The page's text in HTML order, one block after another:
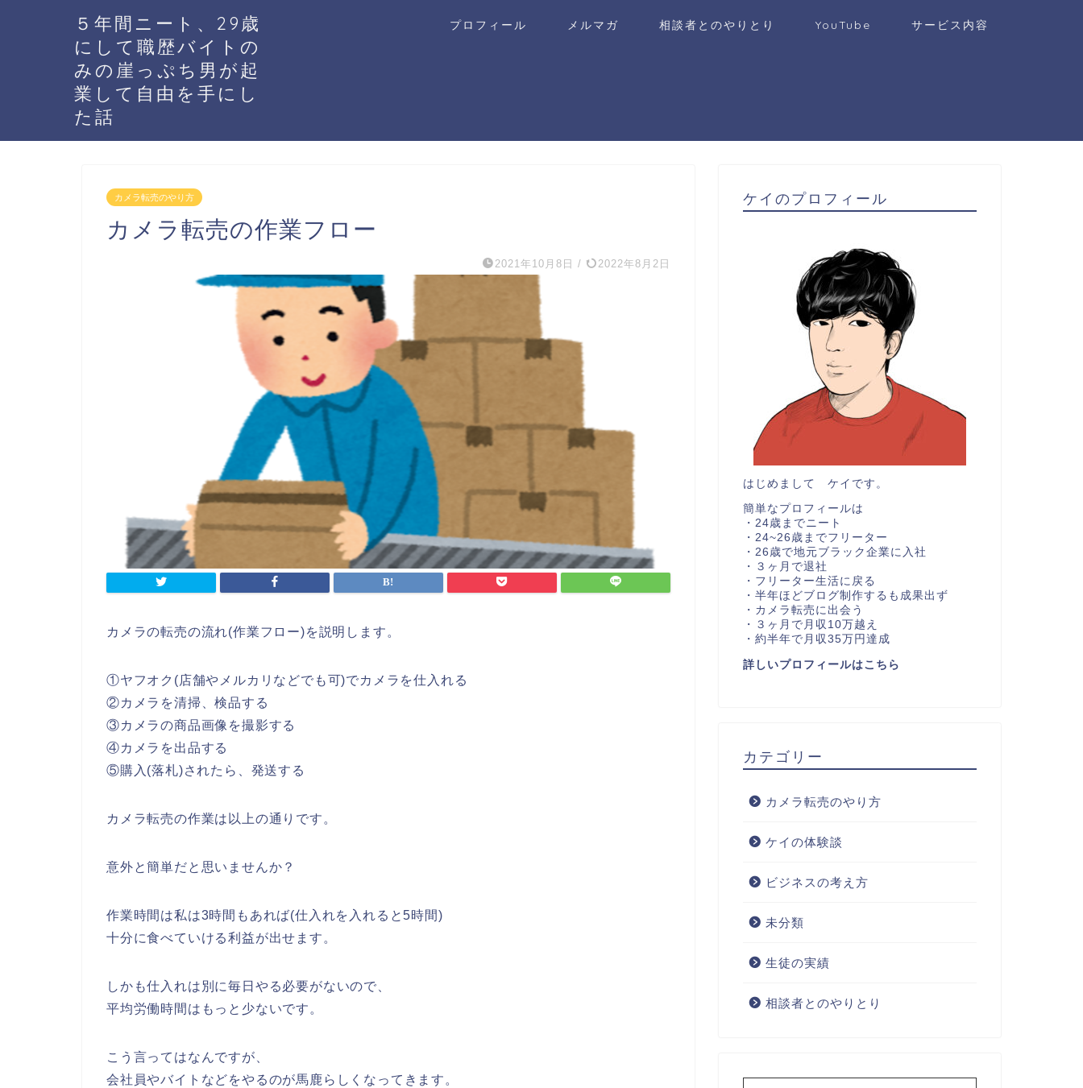
５年間ニート、29歳
にして職歴バイトの
みの崖っぷち男が起
業して自由を手にし
た話
プロフィール メルマガ 相談者とのやりとり YouTube サービス内容
カメラ転売のやり方
カメラ転売の作業フロー
2021年10月8日 / 2022年8月2日
カメラの転売の流れ(作業フロー)を説明します。
①ヤフオク(店舗やメルカリなどでも可)でカメラを仕入れる
②カメラを清掃、検品する
③カメラの商品画像を撮影する
④カメラを出品する
⑤購入(落札)されたら、発送する
カメラ転売の作業は以上の通りです。
意外と簡単だと思いませんか？
作業時間は私は3時間もあれば(仕入れを入れると5時間)
十分に食べていける利益が出せます。
しかも仕入れは別に毎日やる必要がないので、
平均労働時間はもっと少ないです。
こう言ってはなんですが、
会社員やバイトなどをやるのが馬鹿らしくなってきます。
ケイのプロフィール
はじめまして ケイです。
簡単なプロフィールは
・24歳までニート
・24~26歳までフリーター
・26歳で地元ブラック企業に入社
・３ヶ月で退社
・フリーター生活に戻る
・半年ほどブログ制作するも成果出ず
・カメラ転売に出会う
・３ヶ月で月収10万越え
・約半年で月収35万円達成
詳しいプロフィールはこちら
カテゴリー
カメラ転売のやり方
ケイの体験談
ビジネスの考え方
未分類
生徒の実績
相談者とのやりとり